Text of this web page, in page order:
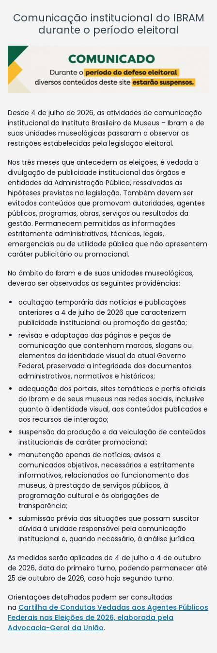
Comunicação institucional do IBRAM
durante o período eleitoral
Desde 4 de julho de 2026, as atividades de comunicação
institucional do Instituto Brasileiro de Museus – Ibram e de
suas unidades museológicas passaram a observar as
restrições estabelecidas pela legislação eleitoral.
Nos três meses que antecedem as eleições, é vedada a
divulgação de publicidade institucional dos órgãos e
entidades da Administração Pública, ressalvadas as
hipóteses previstas na legislação. Também devem ser
evitados conteúdos que promovam autoridades, agentes
públicos, programas, obras, serviços ou resultados da
gestão. Permanecem permitidas as informações
estritamente administrativas, técnicas, legais,
emergenciais ou de utilidade pública que não apresentem
caráter publicitário ou promocional.
No âmbito do Ibram e de suas unidades museológicas,
deverão ser observadas as seguintes providências:
ocultação temporária das notícias e publicações
anteriores a 4 de julho de 2026 que caracterizem
publicidade institucional ou promoção da gestão;
revisão e adaptação das páginas e peças de
comunicação que contenham marcas, slogans ou
elementos da identidade visual do atual Governo
Federal, preservada a integridade dos documentos
administrativos, normativos e históricos;
adequação dos portais, sites temáticos e perfis oficiais
do Ibram e de seus museus nas redes sociais, inclusive
quanto à identidade visual, aos conteúdos publicados e
aos recursos de interação;
suspensão da produção e da veiculação de conteúdos
institucionais de caráter promocional;
manutenção apenas de notícias, avisos e
comunicados objetivos, necessários e estritamente
informativos, relacionados ao funcionamento dos
museus, à prestação de serviços públicos, à
programação cultural e às obrigações de
transparência;
submissão prévia das situações que possam suscitar
dúvida à unidade responsável pela comunicação
institucional e, quando necessário, à análise jurídica.
As medidas serão aplicadas de 4 de julho a 4 de outubro
de 2026, data do primeiro turno, podendo permanecer até
25 de outubro de 2026, caso haja segundo turno.
Orientações detalhadas podem ser consultadas
na Cartilha de Condutas Vedadas aos Agentes Públicos
Federais nas Eleições de 2026, elaborada pela
Advocacia-Geral da União.